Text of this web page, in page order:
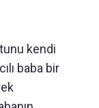
kendi
baba bir